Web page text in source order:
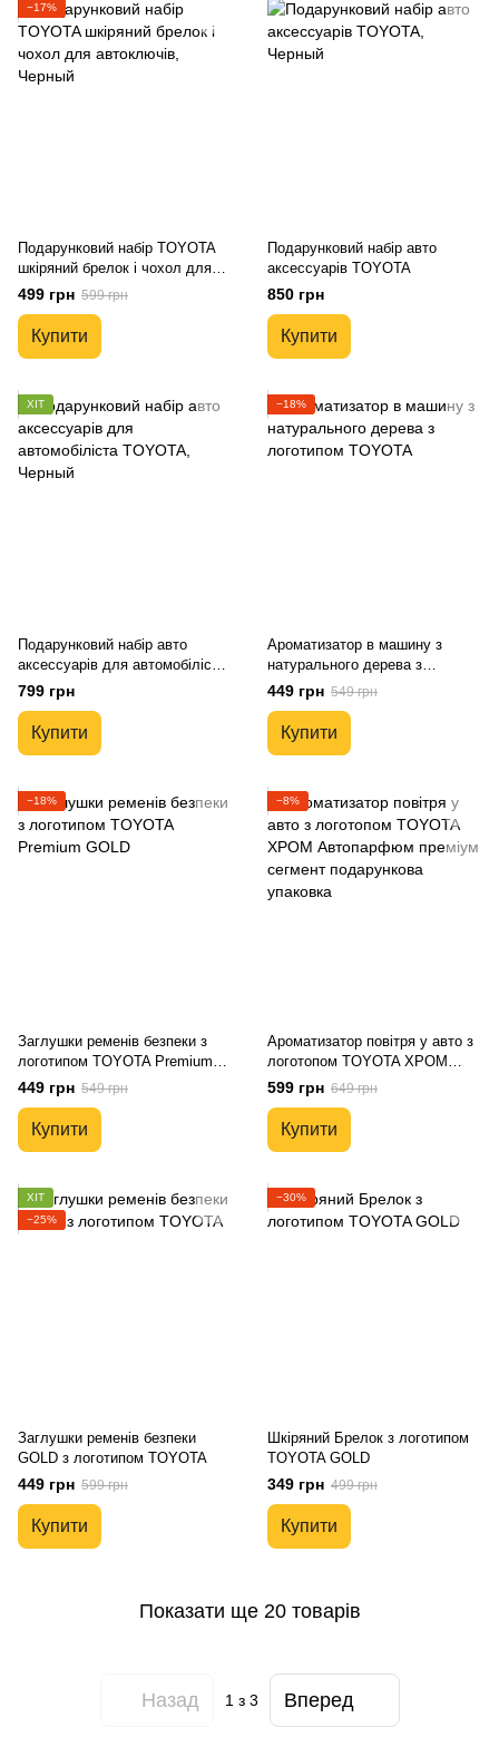
−17%
Подарунковий набір TOYOTA
шкіряний брелок і чохол для
автоключів
499 грн 599 грн
Купити
Подарунковий набір авто
аксессуарів TOYOTA
850 грн
Купити
ХІТ
Подарунковий набір авто
аксессуарів для автомобіліста
TOYOTA
799 грн
Купити
−18%
Ароматизатор в машину з
натурального дерева з
логотипом TOYOTA
449 грн 549 грн
Купити
−18%
Заглушки ременів безпеки з
логотипом TOYOTA Premium
GOLD
449 грн 549 грн
Купити
−8%
Ароматизатор повітря у авто з
логотопом TOYOTA ХРОМ
Автопарфюм преміум сегмент
подарункова упаковка
599 грн 649 грн
Купити
ХІТ
−25%
Заглушки ременів безпеки
GOLD з логотипом TOYOTA
449 грн 599 грн
Купити
−30%
Шкіряний Брелок з логотипом
TOYOTA GOLD
349 грн 499 грн
Купити
Показати ще 20 товарів
Назад 1 з 3 Вперед